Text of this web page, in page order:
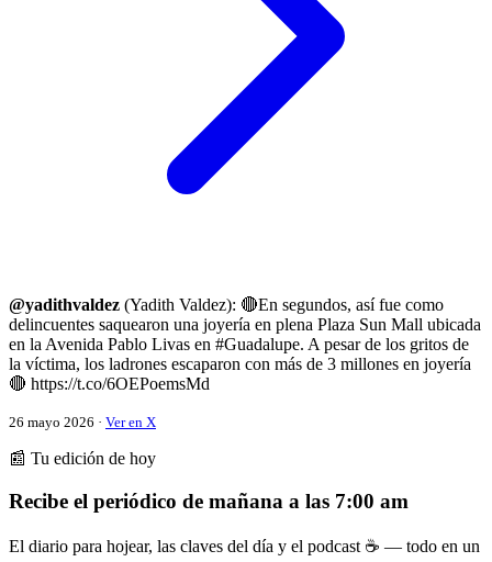
@yadithvaldez (Yadith Valdez): 🔴En segundos, así fue como
delincuentes saquearon una joyería en plena Plaza Sun Mall ubicada
en la Avenida Pablo Livas en #Guadalupe. A pesar de los gritos de
la víctima, los ladrones escaparon con más de 3 millones en joyería
🔴 https://t.co/6OEPoemsMd
26 mayo 2026 · Ver en X
📰 Tu edición de hoy
Recibe el periódico de mañana a las 7:00 am
El diario para hojear, las claves del día y el podcast ☕ — todo en un